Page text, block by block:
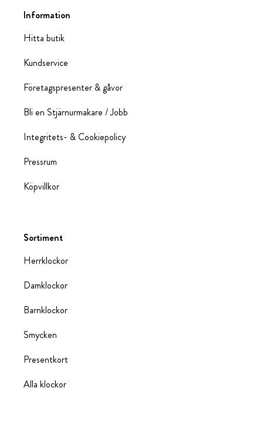
Information
Hitta butik
Kundservice
Företagspresenter & gåvor
Bli en Stjärnurmakare / Jobb
Integritets- & Cookiepolicy
Pressrum
Köpvillkor
Sortiment
Herrklockor
Damklockor
Barnklockor
Smycken
Presentkort
Alla klockor